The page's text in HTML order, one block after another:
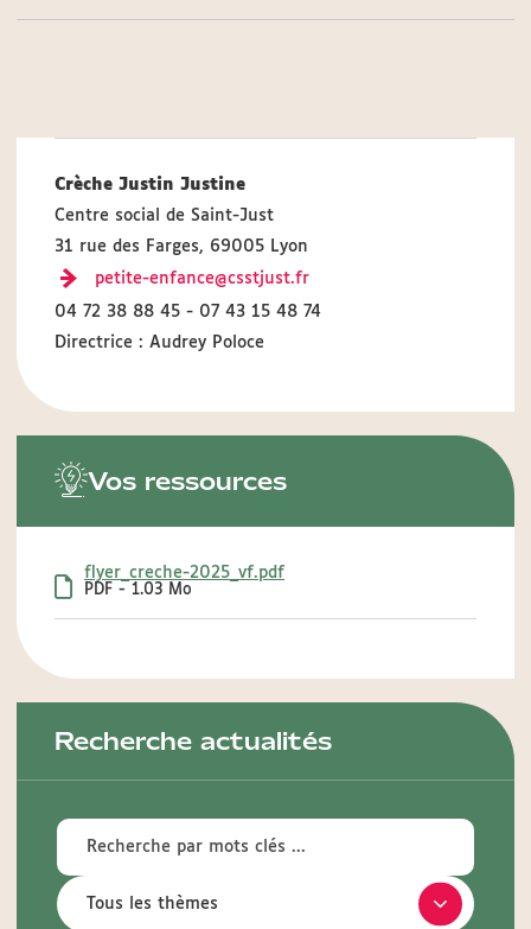
Crèche Justin Justine
Centre social de Saint-Just
31 rue des Farges, 69005 Lyon
petite-enfance@csstjust.fr
04 72 38 88 45 - 07 43 15 48 74
Directrice : Audrey Poloce
Vos ressources
flyer_creche-2025_vf.pdf
PDF - 1.03 Mo
Recherche actualités